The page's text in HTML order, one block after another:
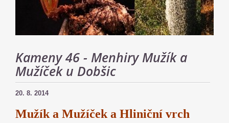
Kameny 46 - Menhiry Mužík a
Mužíček u Dobšic
20. 8. 2014
Mužík a Mužíček a Hliniční vrch